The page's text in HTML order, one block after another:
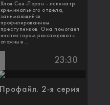
Хлоя Сен-Лоран - психиатр
криминального отдела,
занимающийся
профилированием
преступников. Она помогает
инспекторам расследовать
сложные...
23:30
Профайл. 2-я серия